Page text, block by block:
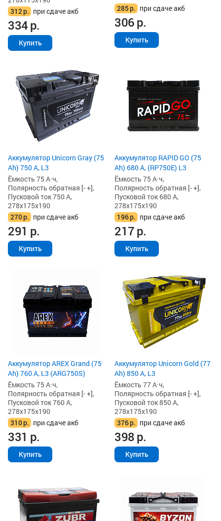
312р. при сдаче акб
334р.
Купить
285р. при сдаче акб
306р.
Купить
Аккумулятор Unicorn Gray (75
Ah) 750 А, L3
Ёмкость 75 А·ч,
Полярность обратная [- +],
Пусковой ток 750 А,
278x175x190
270р. при сдаче акб
291 р.
Купить
Аккумулятор RAPID GO (75
Ah) 680 А, (RP750E) L3
Ёмкость 75 А·ч,
Полярность обратная [- +],
Пусковой ток 680 А,
278x175x190
196р. при сдаче акб
217р.
Купить
Аккумулятор AREX Grand (75
Ah) 760 А, L3 (ARG750S)
Ёмкость 75 А·ч,
Полярность обратная [- +],
Пусковой ток 760 А,
278x175x190
310р. при сдаче акб
331 р.
Купить
Аккумулятор Unicorn Gold (77
Ah) 850 А, L3
Ёмкость 77 А·ч,
Полярность обратная [- +],
Пусковой ток 850 А,
278x175x190
376р. при сдаче акб
398р.
Купить